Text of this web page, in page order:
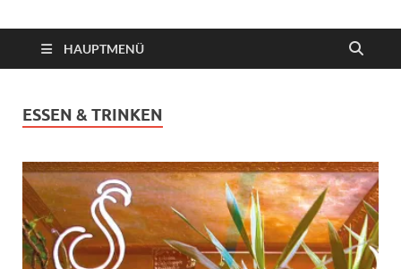
HAUPTMENÜ
ESSEN & TRINKEN